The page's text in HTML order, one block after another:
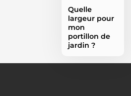
Quelle
largeur pour
mon
portillon de
jardin ?